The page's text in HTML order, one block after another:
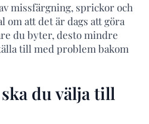
missfärgning, sprickor och
om att det är dags att göra
du byter, desto mindre
till med problem bakom
du välja till